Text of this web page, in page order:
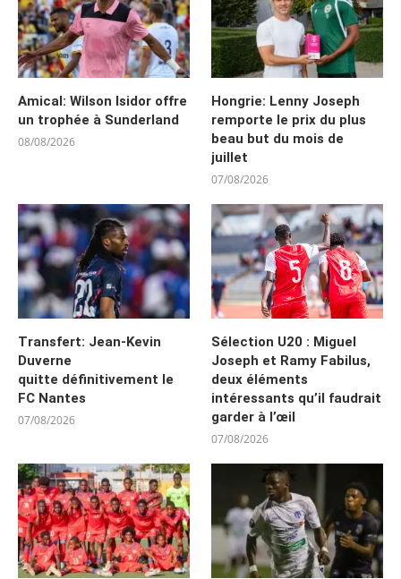
Amical: Wilson Isidor offre
un trophée à Sunderland
08/08/2026
Hongrie: Lenny Joseph
remporte le prix du plus
beau but du mois de
juillet
07/08/2026
Transfert: Jean-Kevin
Duverne
quitte définitivement le
FC Nantes
07/08/2026
Sélection U20 : Miguel
Joseph et Ramy Fabilus,
deux éléments
intéressants qu’il faudrait
garder à l’œil
07/08/2026